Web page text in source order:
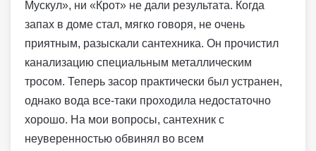
Мускул», ни «Крот» не дали результата. Когда
запах в доме стал, мягко говоря, не очень
приятным, разыскали сантехника. Он прочистил
канализацию специальным металлическим
тросом. Теперь засор практически был устранен,
однако вода все-таки проходила недостаточно
хорошо. На мои вопросы, сантехник с
неуверенностью обвинял во всем